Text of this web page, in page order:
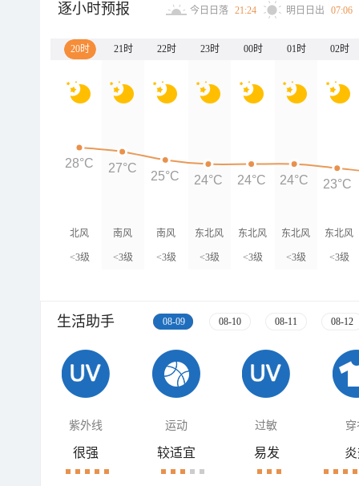
逐小时预报 今日日落 21:24 明日日出 07:06
20时 21时 22时 23时 00时 01时 02时
北风
<3级
南风
<3级
南风
<3级
东北风
<3级
东北风
<3级
东北风
<3级
东北风
<3级
28°C 27°C
25°C 24°C 24°C 24°C 23°C
生活助手 08-09 08-10 08-11 08-12
紫外线 运动 过敏 穿
很强 较适宜 易发